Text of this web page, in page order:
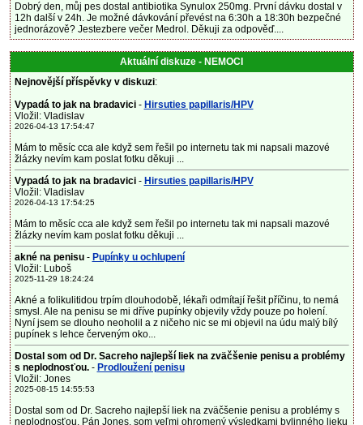
Dobrý den, můj pes dostal antibiotika Synulox 250mg. První dávku dostal v
12h další v 24h. Je možné dávkování převést na 6:30h a 18:30h bezpečné
jednorázově? Jestezbere večer Medrol. Děkuji za odpověď....
Aktuální diskuze - NEMOCI
Nejnovější příspěvky v diskuzi:
Vypadá to jak na bradavici - Hirsuties papillaris/HPV
Vložil: Vladislav
2026-04-13 17:54:47
Mám to měsíc cca ale když sem řešil po internetu tak mi napsali mazové
žlázky nevím kam poslat fotku děkuji ...
Vypadá to jak na bradavici - Hirsuties papillaris/HPV
Vložil: Vladislav
2026-04-13 17:54:25
Mám to měsíc cca ale když sem řešil po internetu tak mi napsali mazové
žlázky nevím kam poslat fotku děkuji ...
akné na penisu- Pupínky u ochlupení
Vložil: Luboš
2025-11-29 18:24:24
Akné a folikulitidou trpím dlouhodobě, lékaři odmítají řešit příčinu, to nemá
smysl. Ale na penisu se mi dříve pupínky objevily vždy pouze po holení.
Nyní jsem se dlouho neoholil a z ničeho nic se mi objevil na údu malý bílý
pupínek s lehce červeným oko...
Dostal som od Dr. Sacreho najlepší liek na zväčšenie penisu a problémy
s neplodnosťou.- Prodloužení penisu
Vložil: Jones
2025-08-15 14:55:53
Dostal som od Dr. Sacreho najlepší liek na zväčšenie penisu a problémy s
neplodnosťou. Pán Jones, som veľmi ohromený výsledkami bylinného lieku